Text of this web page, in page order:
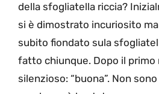
della sfogliatella riccia?
si è dimostrato incuriosito
subito fiondato sula
fatto chiunque. Dopo il
silenzioso: “buona”. Non